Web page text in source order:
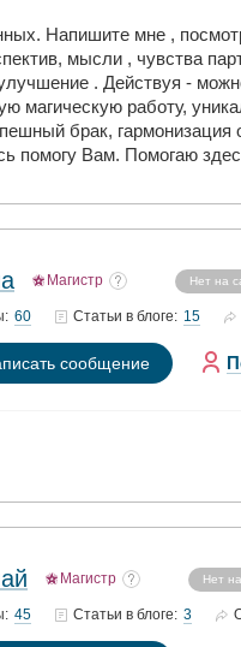
Напишите мне ,
мысли , чувства
. Действуя -
магическую работу,
брак,
помогу Вам. Помогаю
Магистр Нет на
60 Статьи в блоге: 15
сообщение
Магистр Нет
45 Статьи в блоге: 3